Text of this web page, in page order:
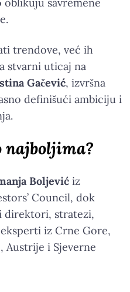
trendove, već ih
stvarni uticaj na
Gačević, izvršna
definišući ambiciju i
najboljima?
Boljević iz
Council, dok
direktori, stratezi,
iz Crne Gore,
Austrije i Sjeverne